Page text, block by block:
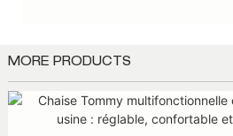
MORE PRODUCTS